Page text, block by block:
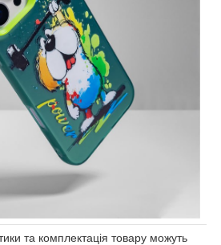
та комплектація товару можуть